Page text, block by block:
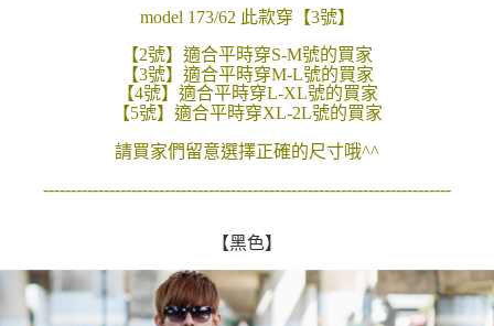
【「AFTEE先享後付」結帳流程】
結帳頁面，進行簡訊認證並確認金額後，即可完成結帳。
２．訂單成立數日內，您將收到繳費通知簡訊。
３．收到繳費通知簡訊後14天內，點擊此簡訊中的連結，可透過四大超商／
ATM／網路銀行／等多元方式進行付款，方視為交易完成。
購買商品的店家。未經商家同意取消之訂單仍視為有效，需透過AFTEE先享
※ 交易是否成功請以「AFTEE先享後付 」之結帳頁面顯示為準，若有關於
https://netprotections.freshdesk.com/support/home
【注意事項】
１．透過由恩沛科技股份有限公司提供之「AFTEE先享後付」服務完成之交
易，需依本服務之必要範圍內提供個人資料，並將交易相關給付款項請求債
每筆NT$80，滿NT$1,800(含以上)免運費
先付款後全家取貨
每筆NT$80，滿NT$1,800(含以上)免運費
每筆NT$80，滿NT$1,800(含以上)免運費
先付款後7-11取貨
宅配
每筆NT$120，滿NT$3,000(含以上)免運費
model 173/62 此款穿【3號】
【2號】適合平時穿S-M號的買家
【3號】適合平時穿M-L號的買家
【4號】適合平時穿L-XL號的買家
【5號】適合平時穿XL-2L號的買家
請買家們留意選擇正確的尺寸哦^^
--------------------------------------------------------------------------
【黑色】